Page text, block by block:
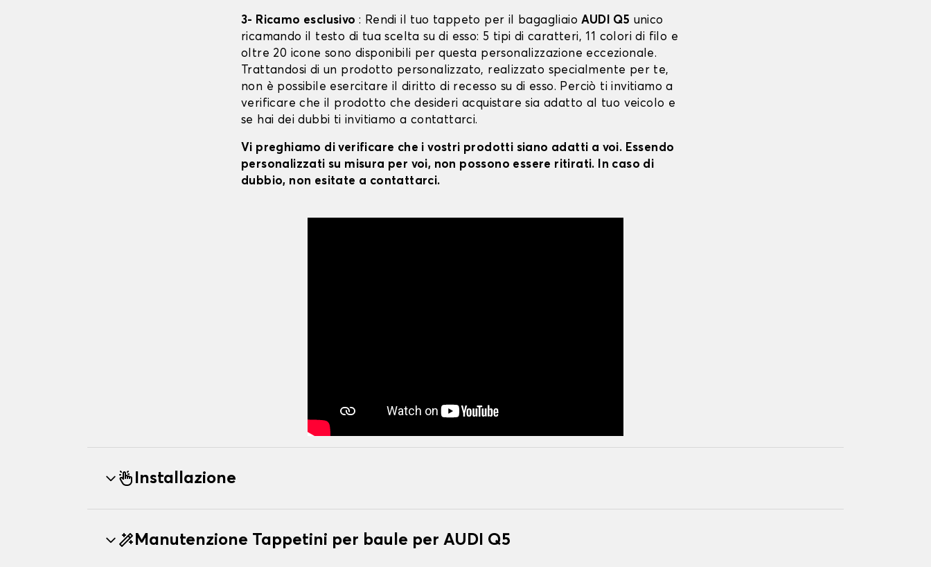
3- Ricamo esclusivo : Rendi il tuo tappeto per il bagagliaioAUDI Q5 unico
ricamando il testo di tua scelta su di esso: 5 tipi di caratteri, 11 colori di filo e
oltre 20 icone sono disponibili per questa personalizzazione eccezionale.
Trattandosi di un prodotto personalizzato, realizzato specialmente per te,
non è possibile esercitare il diritto di recesso su di esso. Perciò ti invitiamo a
verificare che il prodotto che desideri acquistare sia adatto al tuo veicolo e
se hai dei dubbi ti invitiamo a contattarci.
Vi preghiamo di verificare che i vostri prodotti siano adatti a voi. Essendo
personalizzati su misura per voi, non possono essere ritirati. In caso di
dubbio, non esitate a contattarci.
Installazione
Manutenzione Tappetini per baule per AUDI Q5